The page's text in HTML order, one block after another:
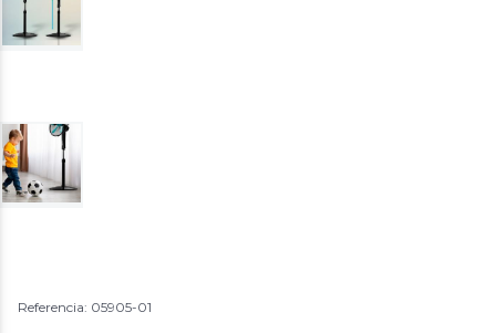
Referencia: 05905-01